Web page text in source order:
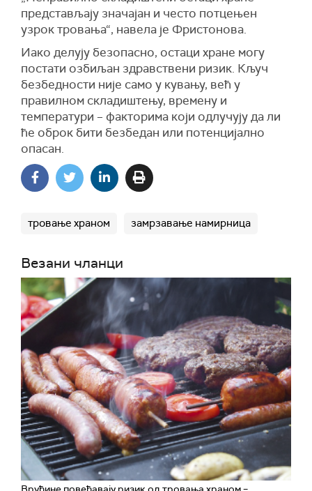
представљају значајан и често потцењен
узрок тровања“, навела је Фристонова.
Иако делују безопасно, остаци хране могу
постати озбиљан здравствени ризик. Кључ
безбедности није само у кувању, већ у
правилном складиштењу, времену и
температури – факторима који одлучују да ли
ће оброк бити безбедан или потенцијално
опасан.
тровање храном замрзавање намирница
Везани чланци